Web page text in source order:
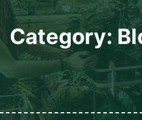
Category: